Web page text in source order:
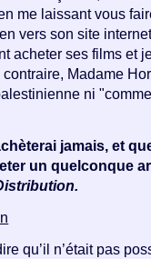
me laissant vous
vers son site
acheter ses films et
contraire, Madame
ni
jamais, et
un quelconque
qu’il n’était pas